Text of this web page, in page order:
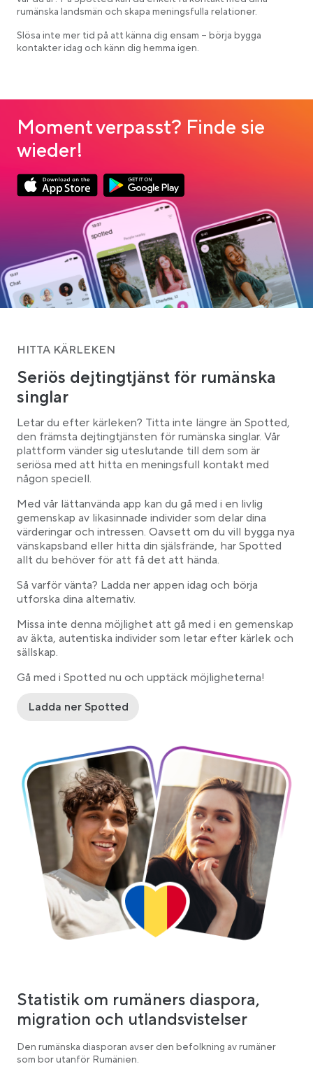
rumänska landsmän och skapa meningsfulla relationer.
Slösa inte mer tid på att känna dig ensam – börja bygga
kontakter idag och känn dig hemma igen.
Moment verpasst? Finde sie
wieder!
Link opens in a new tabLink opens in a new tab
Google Play Download
HITTA KÄRLEKEN
Seriös dejtingtjänst för rumänska
singlar
Letar du efter kärleken? Titta inte längre än Spotted,
den främsta dejtingtjänsten för rumänska singlar. Vår
plattform vänder sig uteslutande till dem som är
seriösa med att hitta en meningsfull kontakt med
någon speciell.
Med vår lättanvända app kan du gå med i en livlig
gemenskap av likasinnade individer som delar dina
värderingar och intressen. Oavsett om du vill bygga nya
vänskapsband eller hitta din själsfrände, har Spotted
allt du behöver för att få det att hända.
Så varför vänta? Ladda ner appen idag och börja
utforska dina alternativ.
Missa inte denna möjlighet att gå med i en gemenskap
av äkta, autentiska individer som letar efter kärlek och
sällskap.
Gå med i Spotted nu och upptäck möjligheterna!
Ladda ner Spotted
Statistik om rumäners diaspora,
migration och utlandsvistelser
Den rumänska diasporan avser den befolkning av rumäner
som bor utanför Rumänien.